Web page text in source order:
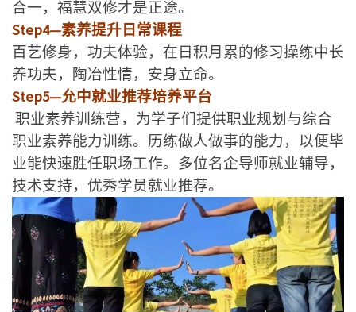
合一，福慧双修才是正途。
Step4—素养提升日常课程
百艺修身，功夫体验，在日积月累的修习操练中长
养功夫，陶冶性情，安身立命。
Step5—允中就业推荐培养平台
职业素养训练营，为学子们提供职业规划与综合
职业素养能力训练。历练做人做事的能力，以便毕
业能快速胜任职场工作。多位名企导师就业辅导，
技术支持，优秀学员就业推荐。